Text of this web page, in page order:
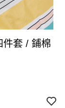
套 / 鋪棉